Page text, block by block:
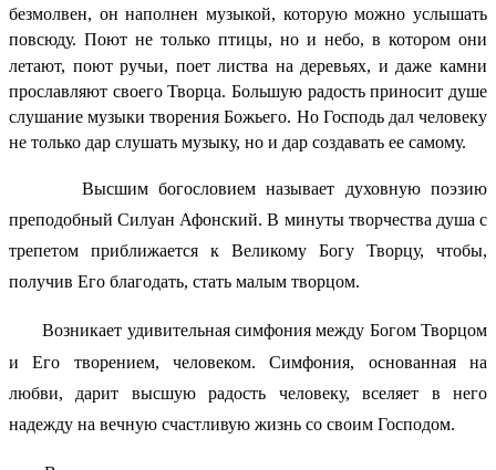
безмолвен, он наполнен музыкой, которую можно услышать
повсюду. Поют не только птицы, но и небо, в котором они
летают, поют ручьи, поет листва на деревьях, и даже камни
прославляют своего Творца. Большую радость приносит душе
слушание музыки творения Божьего. Но Господь дал человеку
не только дар слушать музыку, но и дар создавать ее самому.
Высшим богословием называет духовную поэзию
преподобный Силуан Афонский. В минуты творчества душа с
трепетом приближается к Великому Богу Творцу, чтобы,
получив Его благодать, стать малым творцом.
Возникает удивительная симфония между Богом Творцом
и Его творением, человеком. Симфония, основанная на
любви, дарит высшую радость человеку, вселяет в него
надежду на вечную счастливую жизнь со своим Господом.